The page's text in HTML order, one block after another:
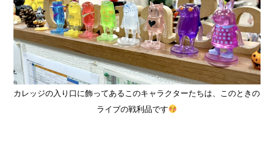
カレッジの入り口に飾ってあるこのキャラクターたちは、このときの
ライブの戦利品です